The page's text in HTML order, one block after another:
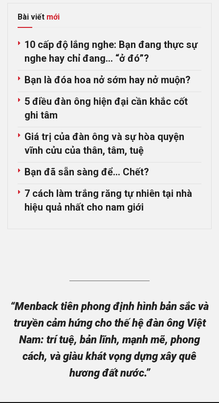
Bài viết mới
10 cấp độ lắng nghe: Bạn đang thực sự
nghe hay chỉ đang… “ở đó”?
Bạn là đóa hoa nở sớm hay nở muộn?
5 điều đàn ông hiện đại cần khắc cốt
ghi tâm
Giá trị của đàn ông và sự hòa quyện
vĩnh cửu của thân, tâm, tuệ
Bạn đã sẵn sàng để… Chết?
7 cách làm trắng răng tự nhiên tại nhà
hiệu quả nhất cho nam giới
“Menback tiên phong định hình bản sắc và
truyền cảm hứng cho thế hệ đàn ông Việt
Nam: trí tuệ, bản lĩnh, mạnh mẽ, phong
cách, và giàu khát vọng dựng xây quê
hương đất nước.”